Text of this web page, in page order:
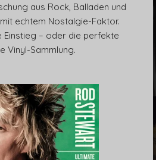
aus Rock, Balladen und
echtem Nostalgie-Faktor.
Einstieg – oder die perfekte
Vinyl-Sammlung.